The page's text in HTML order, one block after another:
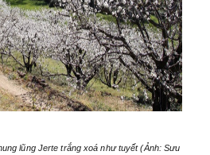
lũng Jerte trắng xoá như tuyết (Ảnh: Sưu